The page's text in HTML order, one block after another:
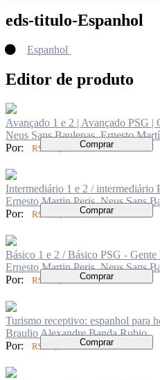
eds-titulo-Espanhol
Espanhol
Editor de produto
Avançado 1 e 2 | Avançado PSG |
Neus Sans Baulenas, Ernesto
Por:
R$ 399,26 Comprar
Intermediário 1 e 2 / intermediário
Ernesto Martin Peris, Neus Sans
Por:
R$ 349,00 Comprar
Básico 1 e 2 / Básico PSG -
Ernesto Martin Peris, Neus Sans
Por:
R$ 349,00 Comprar
Turismo receptivo: espanhol para
Braulio Alexandre Banda Rubio
Por:
R$ 52,00 Comprar